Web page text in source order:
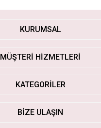
KURUMSAL
MÜŞTERİ HİZMETLERİ
KATEGORİLER
BİZE ULAŞIN